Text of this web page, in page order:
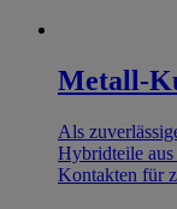
Metall-
Als
Hybridteile
Kontakten für